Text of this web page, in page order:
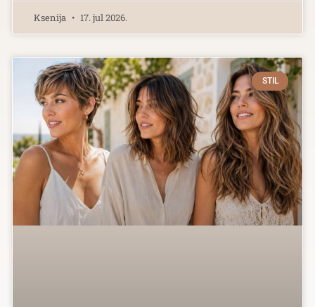
Ksenija 17. jul 2026.
STIL